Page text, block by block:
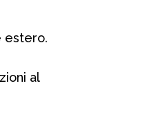
estero.
al